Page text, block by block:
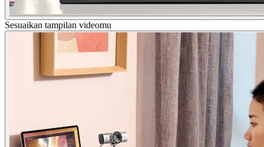
Sesuaikan tampilan videomu